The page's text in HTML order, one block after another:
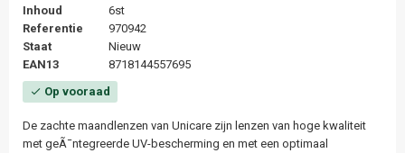
Inhoud
6st
Referentie
970942
Staat
Nieuw
EAN13
8718144557695
check Op vooraad
De zachte maandlenzen van Unicare zijn lenzen van hoge kwaliteit
met geÃ¯ntegreerde UV-bescherming en met een optimaal